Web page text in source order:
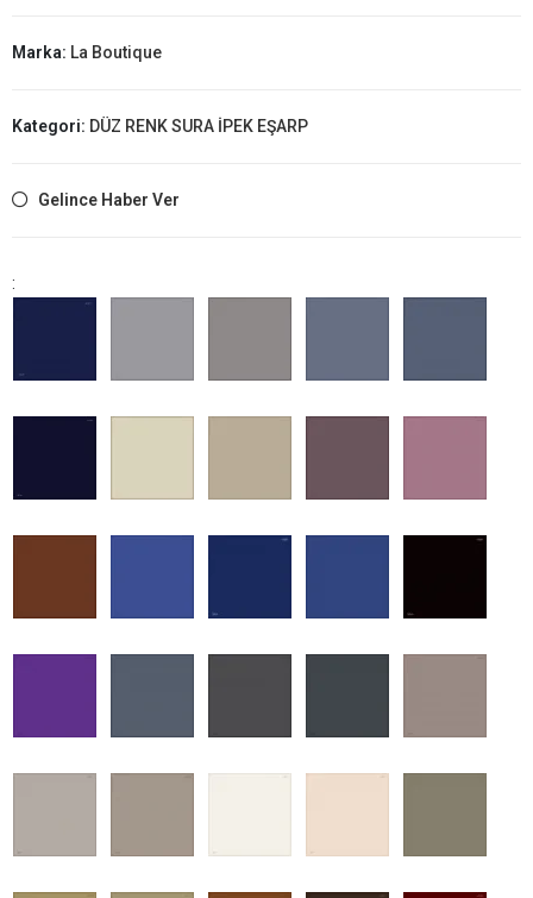
Marka: La Boutique
Kategori: DÜZ RENK SURA İPEK EŞARP
Gelince Haber Ver
: